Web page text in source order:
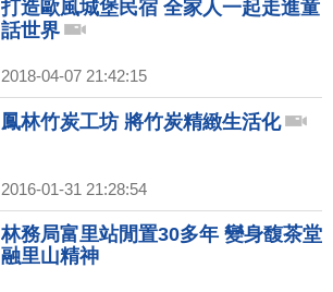
打造歐風城堡民宿 全家人一起走進童
話世界
2018-04-07 21:42:15
鳳林竹炭工坊 將竹炭精緻生活化
2016-01-31 21:28:54
林務局富里站閒置30多年 變身馥茶堂
融里山精神